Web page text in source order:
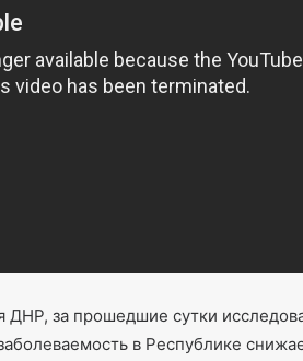
за прошедшие сутки
в Республике